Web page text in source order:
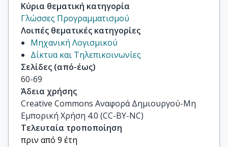
Κύρια θεματική κατηγορία
Γλώσσες Προγραμματισμού
Λοιπές θεματικές κατηγορίες
Μηχανική Λογισμικού
Δίκτυα και Τηλεπικοινωνίες
Σελίδες (από-έως)
60-69
Άδεια χρήσης
Creative Commons Αναφορά Δημιουργού-Μη
Εμπορική Χρήση 4.0 (CC-BY-NC)
Τελευταία τροποποίηση
πριν από 9 έτη